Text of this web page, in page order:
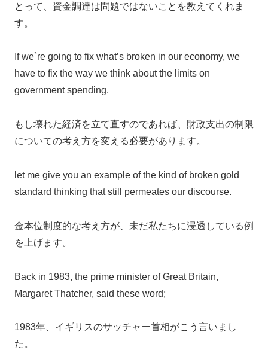
とって、資金調達は問題ではないことを教えてくれま
す。
If we`re going to fix what’s broken in our economy, we
have to fix the way we think about the limits on
government spending.
もし壊れた経済を立て直すのであれば、財政支出の制限
についての考え方を変える必要があります。
let me give you an example of the kind of broken gold
standard thinking that still permeates our discourse.
金本位制度的な考え方が、未だ私たちに浸透している例
を上げます。
Back in 1983, the prime minister of Great Britain,
Margaret Thatcher, said these word;
1983年、イギリスのサッチャー首相がこう言いまし
た。